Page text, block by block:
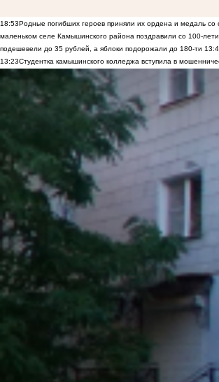
18:53Родные погибших героев приняли их ордена и медаль
маленьком селе Камышинского района поздравили со 100-
подешевели до 35 рублей, а яблоки подорожали до 180-ти
13:23Студентка камышинского колледжа вступила в